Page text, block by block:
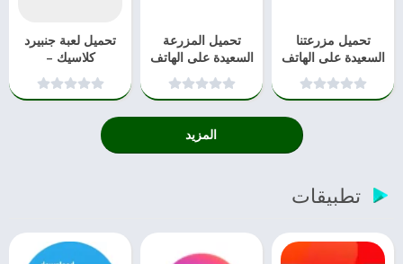
تحميل مزرعتنا
السعيدة على الهاتف
المحمول للاندرويد
تحميل المزرعة
السعيدة على الهاتف
والكمبيوتر 2021
تحميل لعبة جنبيرد
كلاسيك –
GUNBIRD classic‏
المزيد
تطبيقات